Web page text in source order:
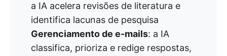
a IA acelera revisões de literatura e
identifica lacunas de pesquisa
Gerenciamento de e-mails: a IA
classifica, prioriza e redige respostas,